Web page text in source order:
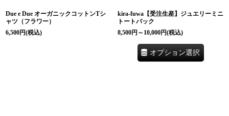
Due e Due オーガニックコットンTシ
ャツ（フラワー）
6,500円(税込)
kira-fuwa【受注生産】ジュエリーミニ
トートバック
8,500円 ～10,000円(税込)
オプション選択